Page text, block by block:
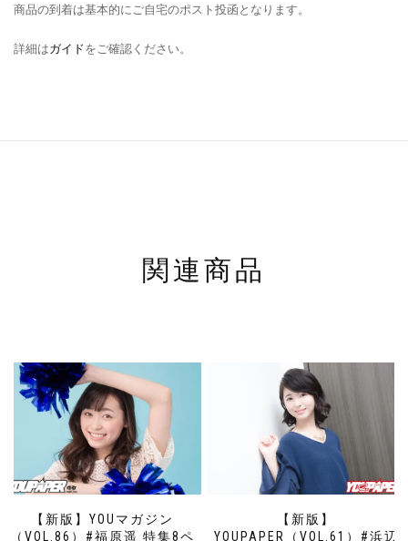
商品の到着は基本的にご自宅のポスト投函となります。
詳細はガイドをご確認ください。
関連商品
【新版】YOUマガジン
（VOL.86）#福原遥 特集8ペ
【新版】
YOUPAPER（VOL.61）#浜辺